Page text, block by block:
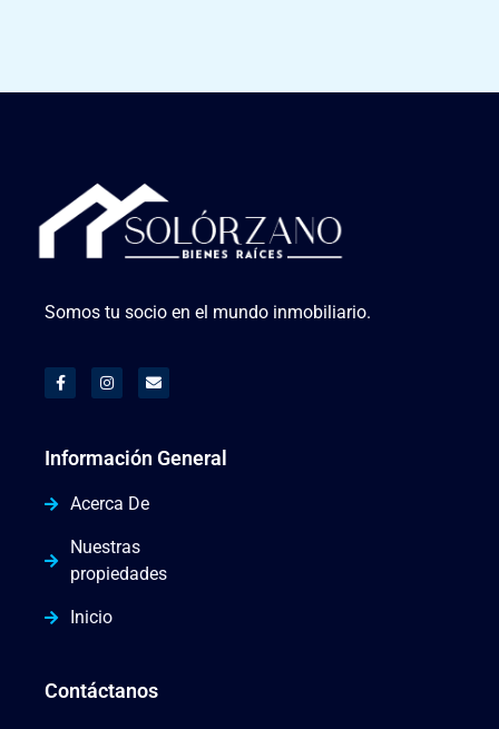
Somos tu socio en el mundo inmobiliario.
Información General
Acerca De
Nuestras
propiedades
Inicio
Contáctanos